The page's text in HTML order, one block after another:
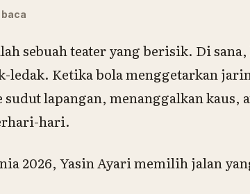
sebuah teater yang berisik. Di
ledak. Ketika bola menggetarkan
lapangan, menanggalkan kaus,
hari.
2026, Yasin Ayari memilih jalan